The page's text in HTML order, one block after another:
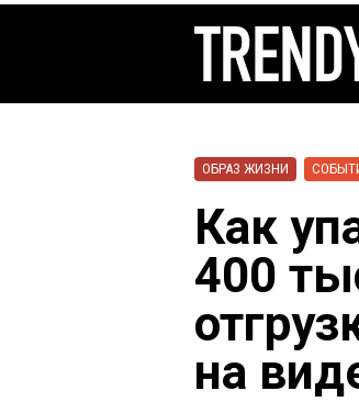
ОБРАЗ ЖИЗНИ
Как
400
на